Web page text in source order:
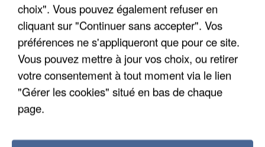
choix". Vous pouvez également refuser en
cliquant sur "Continuer sans accepter". Vos
préférences ne s'appliqueront que pour ce site.
Vous pouvez mettre à jour vos choix, ou retirer
votre consentement à tout moment via le lien
"Gérer les cookies" situé en bas de chaque
page.